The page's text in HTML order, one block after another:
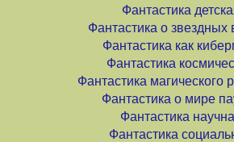
Фантастика
Фантастика о звездных
Фантастика как
Фантастика
Фантастика магического
Фантастика о мире
Фантастика
Фантастика